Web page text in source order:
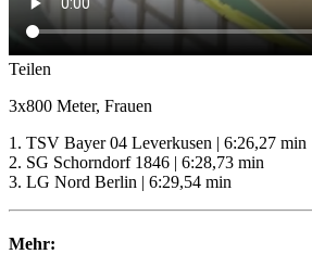
Teilen
3x800 Meter, Frauen
1. TSV Bayer 04 Leverkusen | 6:26,27 min
2. SG Schorndorf 1846 | 6:28,73 min
3. LG Nord Berlin | 6:29,54 min
Mehr: